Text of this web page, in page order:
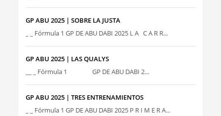
GP ABU 2025 | SOBRE LA JUSTA
_ _ Fórmula 1 GP DE ABU DABI 2025 L A C A R R...
GP ABU 2025 | LAS QUALYS
__ _ Fórmula 1 GP DE ABU DABI 2...
GP ABU 2025 | TRES ENTRENAMIENTOS
_ _ Fórmula 1 GP DE ABU DABI 2025 P R I M E R A...